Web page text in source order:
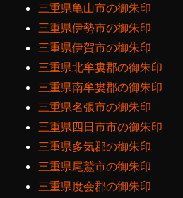
三重県亀山市の御朱印
三重県伊勢市の御朱印
三重県伊賀市の御朱印
三重県北牟婁郡の御朱印
三重県南牟婁郡の御朱印
三重県名張市の御朱印
三重県四日市市の御朱印
三重県多気郡の御朱印
三重県尾鷲市の御朱印
三重県度会郡の御朱印